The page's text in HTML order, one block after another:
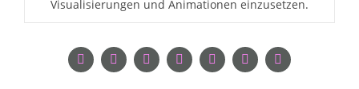
Visualisierungen und Animationen einzusetzen.